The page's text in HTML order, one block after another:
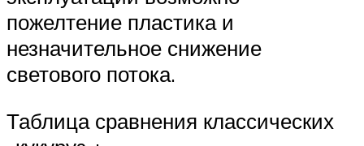
пожелтение пластика и
незначительное снижение
светового потока.
Таблица сравнения классических